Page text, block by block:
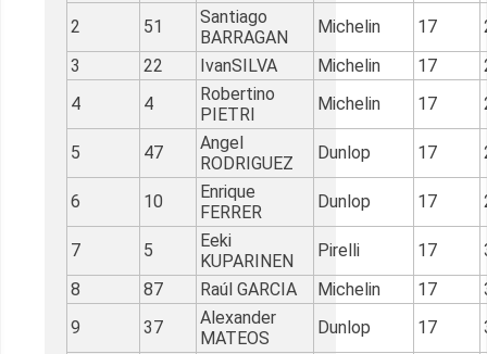
2 51
Santiago
BARRAGAN
Michelin 17
3
22 IvanSILVA Michelin 17
4
4
Robertino
PIETRI
Michelin 17
5 47
Angel
RODRIGUEZ
Dunlop 17
6 10
Enrique
FERRER
Dunlop 17
7 5
Eeki
KUPARINEN
Pirelli 17
8
87 Raúl GARCIA Michelin 17
9
37
Alexander
MATEOS
Dunlop 17